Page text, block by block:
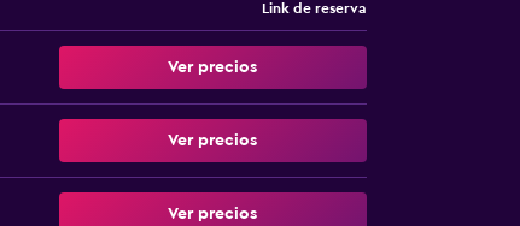
Link de reserva
Ver precios
Ver precios
Ver precios